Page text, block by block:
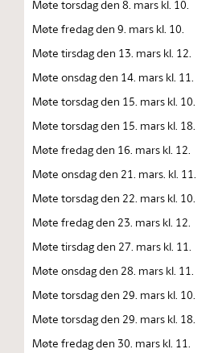
Møte torsdag den 8. mars kl. 10.
Møte fredag den 9. mars kl. 10.
Møte tirsdag den 13. mars kl. 12.
Møte onsdag den 14. mars kl. 11.
Møte torsdag den 15. mars kl. 10.
Møte torsdag den 15. mars kl. 18.
Møte fredag den 16. mars kl. 12.
Møte onsdag den 21. mars. kl. 11.
Møte torsdag den 22. mars kl. 10.
Møte fredag den 23. mars kl. 12.
Møte tirsdag den 27. mars kl. 11.
Møte onsdag den 28. mars kl. 11.
Møte torsdag den 29. mars kl. 10.
Møte torsdag den 29. mars kl. 18.
Møte fredag den 30. mars kl. 11.